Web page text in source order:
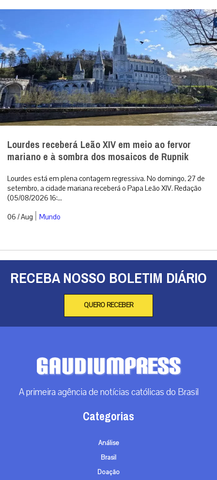
Lourdes receberá Leão XIV em meio ao fervor
mariano e à sombra dos mosaicos de Rupnik
Lourdes está em plena contagem regressiva. No domingo, 27 de
setembro, a cidade mariana receberá o Papa Leão XIV. Redação
(05/08/2026 16:...
06 / Aug | Mundo
RECEBA NOSSO BOLETIM DIÁRIO
QUERO RECEBER
A primeira agência de notícias católicas do Brasil
Categorias
Análise
Brasil
Doação